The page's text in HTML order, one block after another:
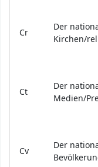
Cr
Der
Kirchen/
Ct
Der
Medien/
Cv
Der